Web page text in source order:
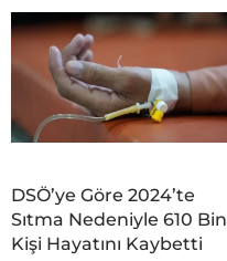
DSÖ’ye Göre 2024’te
Sıtma Nedeniyle 610 Bin
Kişi Hayatını Kaybetti